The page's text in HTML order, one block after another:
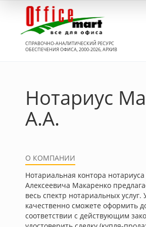
СПРАВОЧНО-АНАЛИТИЧЕСКИЙ РЕСУРС
ОБЕСПЕЧЕНИЯ ОФИСА, 2000-2026, АРХИВ
Нотариус
А.А.
О КОМПАНИИ
Нотариальная контора
Алексеевича Макаренко
весь спектр нотариальных
качественно сможете оформить
соответствии с действующим